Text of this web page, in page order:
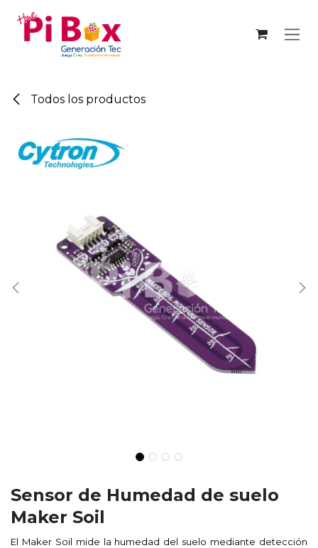
Todos los productos
Sensor de Humedad de suelo
Maker Soil
El Maker Soil mide la humedad del suelo mediante detección